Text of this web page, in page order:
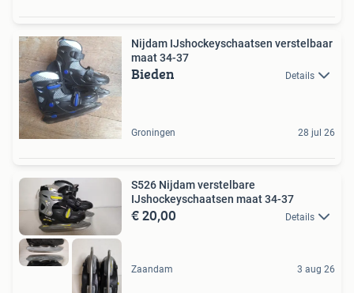
Nijdam IJshockeyschaatsen verstelbaar
maat 34-37
Bieden Details
Groningen 28 jul 26
S526 Nijdam verstelbare
IJshockeyschaatsen maat 34-37
€ 20,00 Details
Zaandam 3 aug 26